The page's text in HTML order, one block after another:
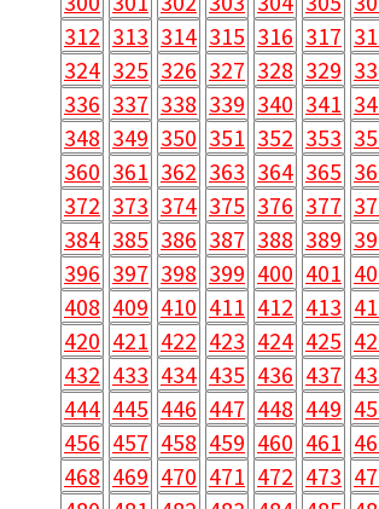
312 313 314 315 316 317
324 325 326 327 328 329
336 337 338 339 340 341
348 349 350 351 352 353
360 361 362 363 364 365
372 373 374 375 376 377
384 385 386 387 388 389
396 397 398 399 400 401
408 409 410 411 412 413
420 421 422 423 424 425
432 433 434 435 436 437
444 445 446 447 448 449
456 457 458 459 460 461
468 469 470 471 472 473